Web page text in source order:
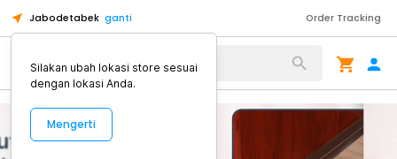
Jabodetabek ganti Order Tracking
Alat Kopi
Silakan ubah lokasi store sesuai
dengan lokasi Anda.
Mengerti